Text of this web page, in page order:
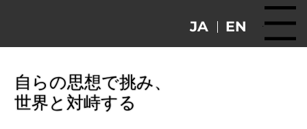
Menu
自らの思想で挑み、
世界と対峙する
JA EN